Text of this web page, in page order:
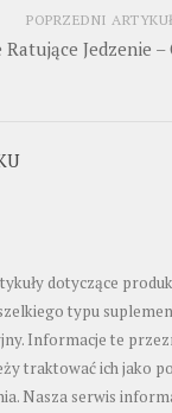
POPRZEDNI
Jedzenie –
dotyczące
typu
Informacje te
traktować ich jako
Nasza serwis